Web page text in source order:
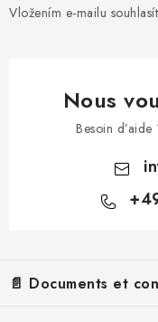
Vložením e-mailu
Nous
Besoin
📄 Documents et